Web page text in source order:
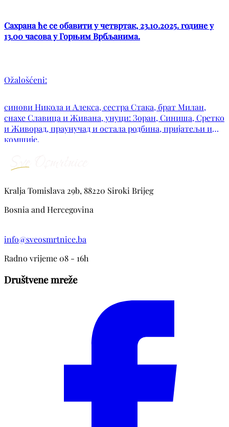
Сахрана ће се обавити у четвртак, 23.10.2025. године у
13.00 часова у Горњим Врбљанима.
Ožalošćeni:
синови Никола и Алекса, сестра Стака, брат Милан,
снахе Славица и Живана, унуци: Зоран, Синиша, Сретко
и Живорад, праунучад и остала родбина, пријатељи и
комшије.
Kralja Tomislava 29b, 88220 Siroki Brijeg
Bosnia and Hercegovina
info@sveosmrtnice.ba
Radno vrijeme 08 - 16h
Društvene mreže